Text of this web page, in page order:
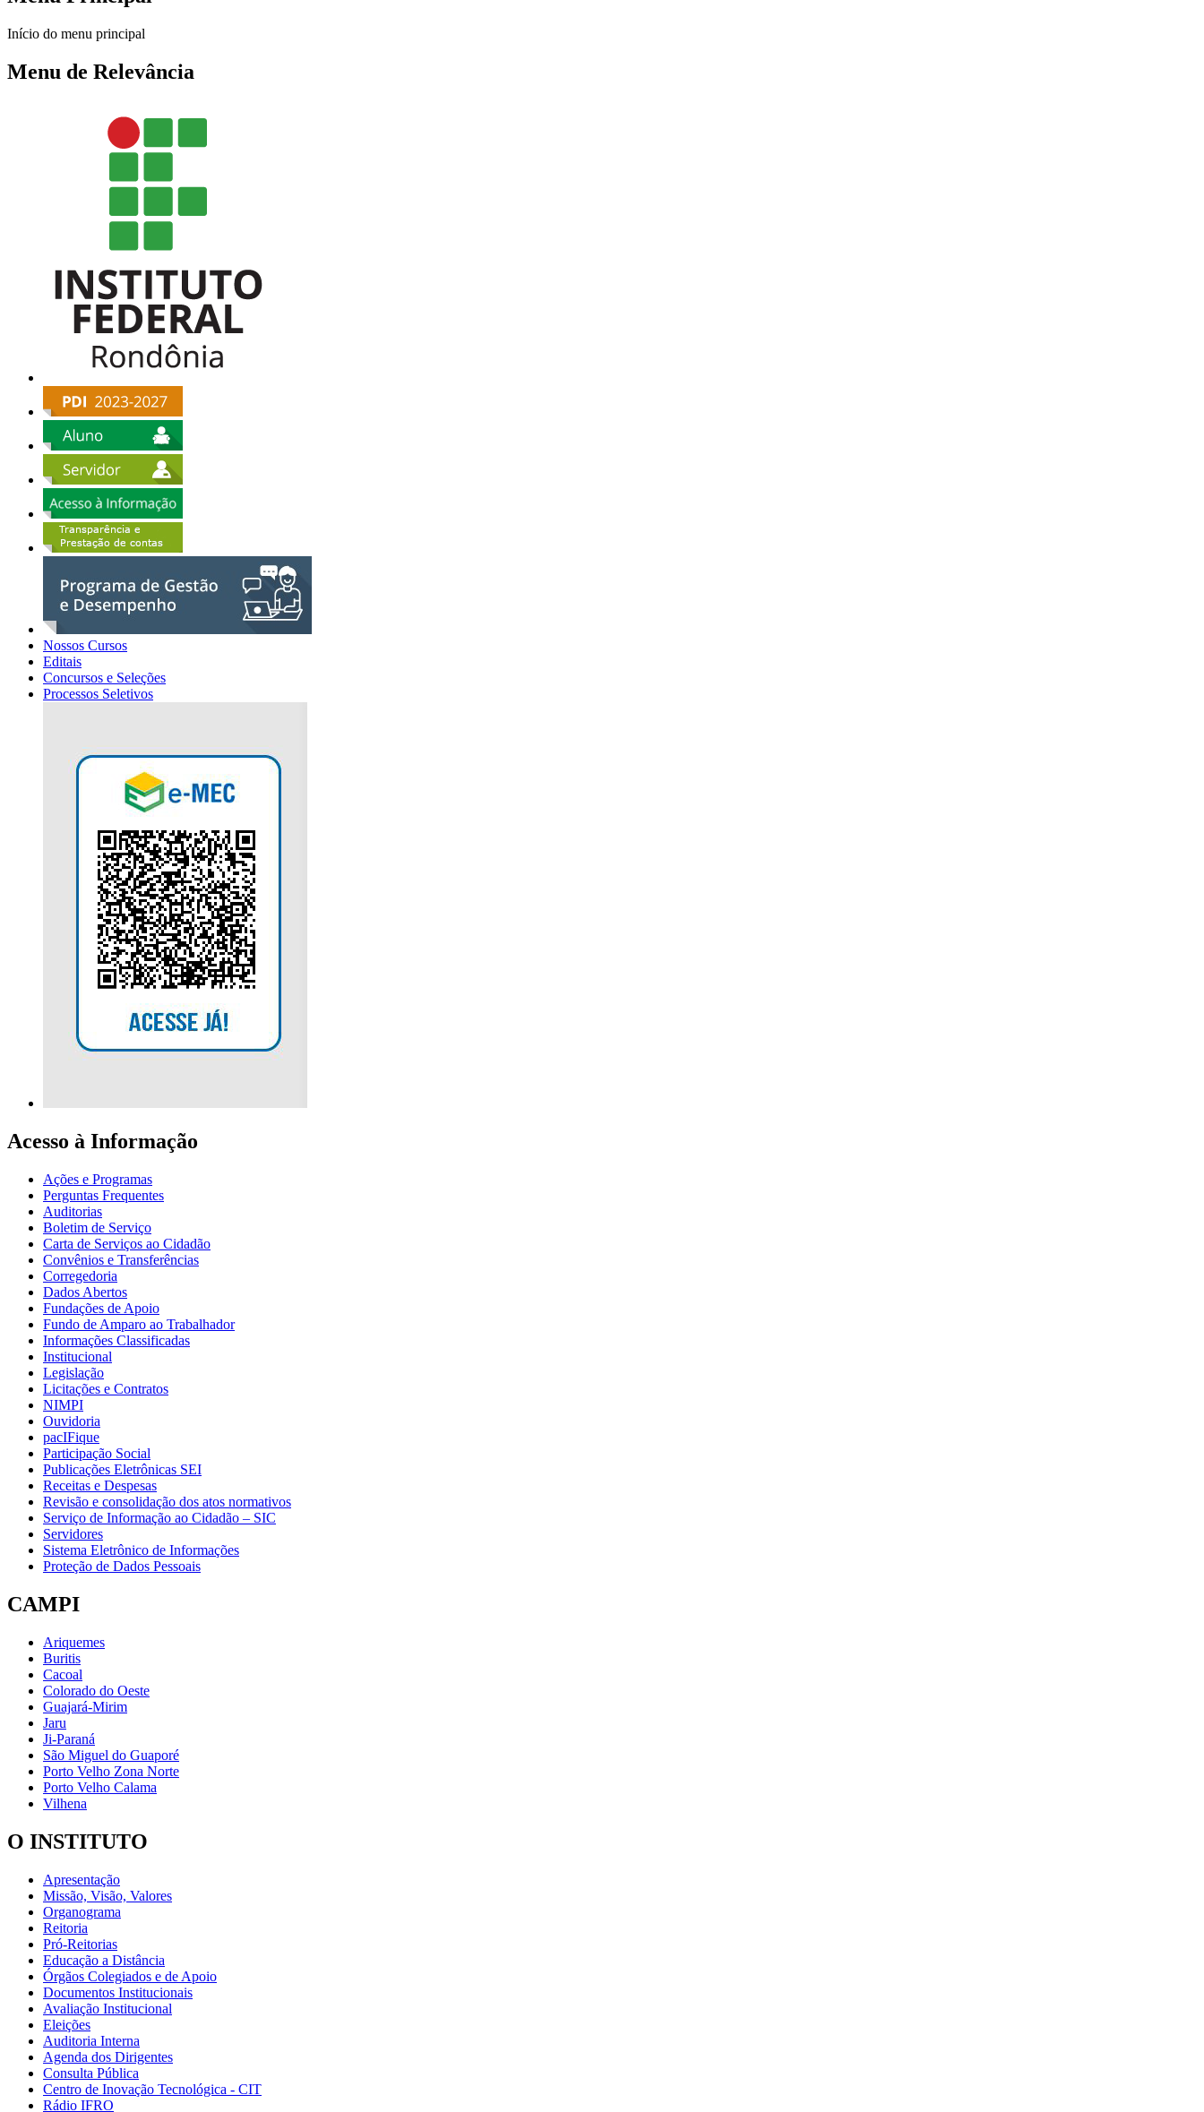
Início do menu principal
Menu de Relevância
Nossos Cursos
Editais
Concursos e Seleções
Processos Seletivos
Acesso à Informação
Ações e Programas
Perguntas Frequentes
Auditorias
Boletim de Serviço
Carta de Serviços ao Cidadão
Convênios e Transferências
Corregedoria
Dados Abertos
Fundações de Apoio
Fundo de Amparo ao Trabalhador
Informações Classificadas
Institucional
Legislação
Licitações e Contratos
NIMPI
Ouvidoria
pacIFique
Participação Social
Publicações Eletrônicas SEI
Receitas e Despesas
Revisão e consolidação dos atos normativos
Serviço de Informação ao Cidadão – SIC
Servidores
Sistema Eletrônico de Informações
Proteção de Dados Pessoais
CAMPI
Ariquemes
Buritis
Cacoal
Colorado do Oeste
Guajará-Mirim
Jaru
Ji-Paraná
São Miguel do Guaporé
Porto Velho Zona Norte
Porto Velho Calama
Vilhena
O INSTITUTO
Apresentação
Missão, Visão, Valores
Organograma
Reitoria
Pró-Reitorias
Educação a Distância
Órgãos Colegiados e de Apoio
Documentos Institucionais
Avaliação Institucional
Eleições
Auditoria Interna
Agenda dos Dirigentes
Consulta Pública
Centro de Inovação Tecnológica - CIT
Rádio IFRO